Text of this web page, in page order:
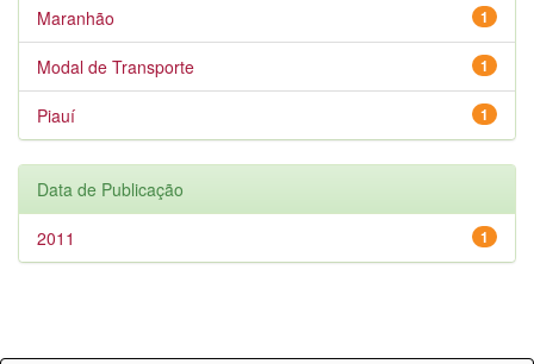
1
Maranhão
1
Modal de Transporte
1
Piauí
Data de Publicação
1
2011